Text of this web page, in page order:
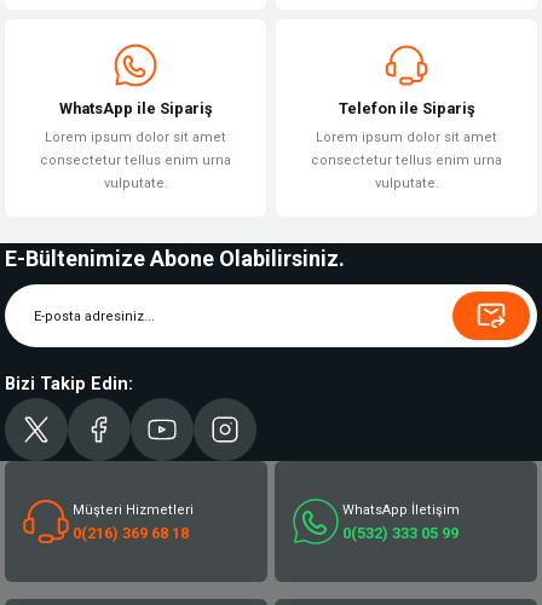
WhatsApp ile Sipariş
Lorem ipsum dolor sit amet
consectetur tellus enim urna
vulputate.
Telefon ile Sipariş
Lorem ipsum dolor sit amet
consectetur tellus enim urna
vulputate.
E-Bültenimize Abone Olabilirsiniz.
Bizi Takip Edin:
Müşteri Hizmetleri
0(216) 369 68 18
WhatsApp İletişim
0(532) 333 05 99